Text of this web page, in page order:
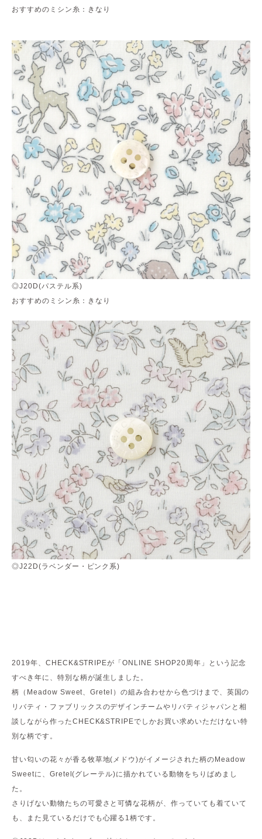
おすすめのミシン糸：きなり
◎J20D(パステル系)
おすすめのミシン糸：きなり
◎J22D(ラベンダー・ピンク系)
2019年、CHECK&STRIPEが「ONLINE SHOP20周年」という記念
すべき年に、特別な柄が誕生しました。
柄（Meadow Sweet、Gretel）の組み合わせから色づけまで、英国の
リバティ・ファブリックスのデザインチームやリバティジャパンと相
談しながら作ったCHECK&STRIPEでしかお買い求めいただけない特
別な柄です。
甘い匂いの花々が香る牧草地(メドウ)がイメージされた柄のMeadow
Sweetに、Gretel(グレーテル)に描かれている動物をちりばめまし
た。
さりげない動物たちの可愛さと可憐な花柄が、作っていても着ていて
も、また見ているだけでも心躍る1柄です。